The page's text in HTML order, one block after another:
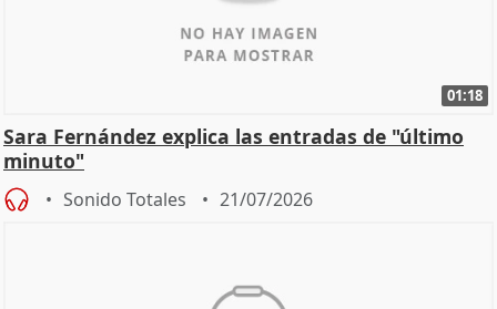
01:18
Sara Fernández explica las entradas de "último
minuto"
Sonido Totales 21/07/2026